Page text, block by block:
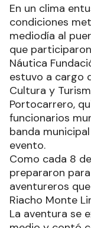
En un clima
condiciones
mediodía al
que
Náutica
estuvo a cargo
Cultura y
Portocarrero,
funcionarios
banda
evento.
Como cada 8
prepararon
aventureros
Riacho Monte
La aventura se